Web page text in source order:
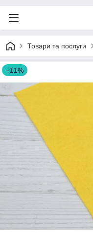
Товари та послуги
–11%